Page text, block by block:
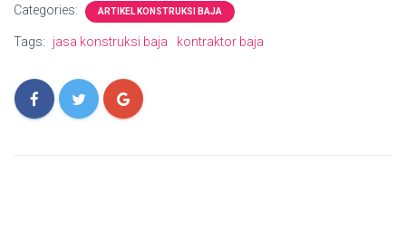
Categories: ARTIKEL KONSTRUKSI BAJA
Tags: jasa konstruksi baja kontraktor baja